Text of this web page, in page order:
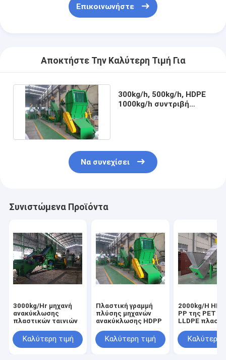
Επικοινωνήστε
Αποκτήστε Την Καλύτερη Τιμή Για
300kg/h, 500kg/h, HDPE
1000kg/h συντριβή
Να συνεχίσει
Συνιστώμενα Προϊόντα
3000kg/Hr μηχανή
ανακύκλωσης
πλαστικών ταινιών
Καλύτερη τιμή
Πλαστική γραμμή
πλύσης μηχανών
ανακύκλωσης HDPP
Καλύτερη τιμή
2000kg/H
PP της PET
LLDPE
Καλύτερη